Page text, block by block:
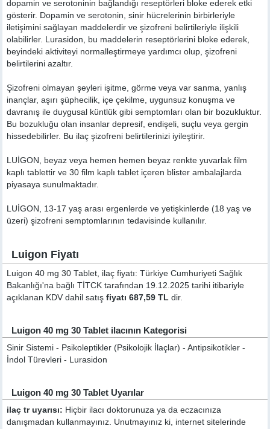
dopamin ve serotoninin bağlandığı reseptörleri bloke ederek etki
gösterir. Dopamin ve serotonin, sinir hücrelerinin birbirleriyle
iletişimini sağlayan maddelerdir ve şizofreni belirtileriyle ilişkili
olabilirler. Lurasidon, bu maddelerin reseptörlerini bloke ederek,
beyindeki aktiviteyi normalleştirmeye yardımcı olup, şizofreni
belirtilerini azaltır.
Şizofreni olmayan şeyleri işitme, görme veya var sanma, yanlış
inançlar, aşırı şüphecilik, içe çekilme, uygunsuz konuşma ve
davranış ile duygusal küntlük gibi semptomları olan bir bozukluktur.
Bu bozukluğu olan insanlar depresif, endişeli, suçlu veya gergin
hissedebilirler. Bu ilaç şizofreni belirtilerinizi iyileştirir.
LUİGON, beyaz veya hemen hemen beyaz renkte yuvarlak film
kaplı tablettir ve 30 film kaplı tablet içeren blister ambalajlarda
piyasaya sunulmaktadır.
LUİGON, 13-17 yaş arası ergenlerde ve yetişkinlerde (18 yaş ve
üzeri) şizofreni semptomlarının tedavisinde kullanılır.
Luigon Fiyatı
Luigon 40 mg 30 Tablet, ilaç fiyatı: Türkiye Cumhuriyeti Sağlık
Bakanlığı'na bağlı TİTCK tarafından 19.12.2025 tarihi itibariyle
açıklanan KDV dahil satışfiyatı 687,59 TL dir.
Luigon 40 mg 30 Tablet ilacının Kategorisi
Sinir Sistemi - Psikoleptikler (Psikolojik İlaçlar) - Antipsikotikler -
İndol Türevleri - Lurasidon
Luigon 40 mg 30 Tablet Uyarılar
ilaç tr uyarısı: Hiçbir ilacı doktorunuza ya da eczacınıza
danışmadan kullanmayınız. Unutmayınız ki, internet sitelerinde